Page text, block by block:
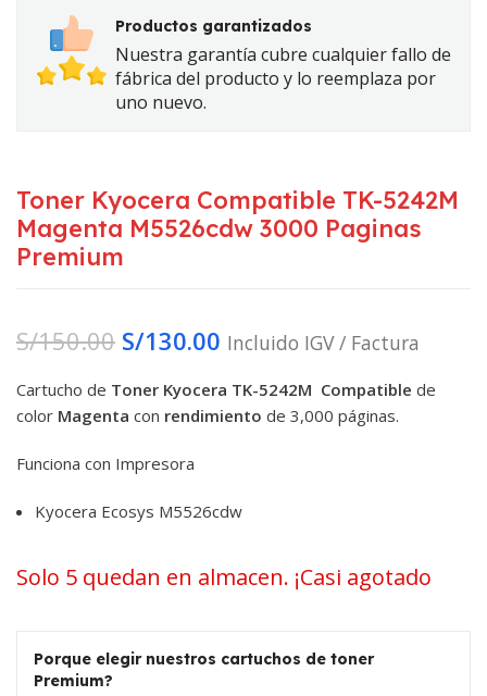
Productos garantizados
Nuestra garantía cubre cualquier fallo de
fábrica del producto y lo reemplaza por
uno nuevo.
Toner Kyocera Compatible TK-5242M
Magenta M5526cdw 3000 Paginas
Premium
S/150.00 S/130.00 Incluido IGV / Factura
Cartucho de Toner Kyocera TK-5242M Compatible de
color Magenta con rendimiento de 3,000 páginas.
Funciona con Impresora
Kyocera Ecosys M5526cdw
Solo 5 quedan en almacen. ¡Casi agotado
Porque elegir nuestros cartuchos de toner
Premium?